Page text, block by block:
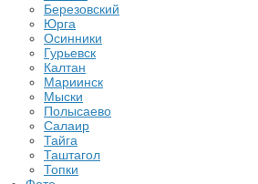
Березовский
Юрга
Осинники
Гурьевск
Калтан
Мариинск
Мыски
Полысаево
Салаир
Тайга
Таштагол
Топки